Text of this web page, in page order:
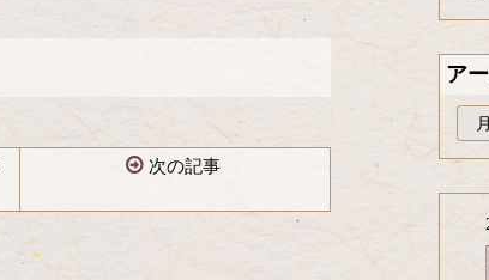
ア
ー
カ
イ
次の記事